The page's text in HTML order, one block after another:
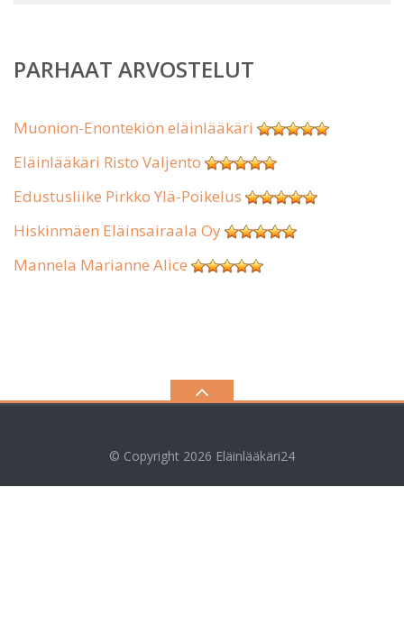
PARHAAT ARVOSTELUT
Muonion-Enontekiön eläinlääkäri
Eläinlääkäri Risto Valjento
Edustusliike Pirkko Ylä-Poikelus
Hiskinmäen Eläinsairaala Oy
Mannela Marianne Alice
© Copyright 2026 Eläinlääkäri24